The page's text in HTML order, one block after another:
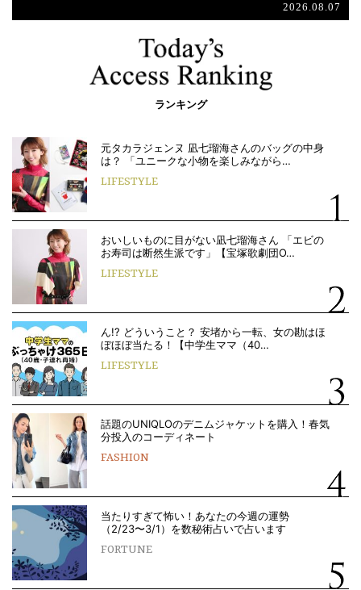
2026.08.07
ランキング
元タカラジェンヌ 凪七瑠海さんのバッグの中身
は？ 「ユニークな小物を楽しみながら…
LIFESTYLE
おいしいものに目がない凪七瑠海さん 「エビの
お寿司は断然生派です」【宝塚歌劇団O…
LIFESTYLE
ん!? どういうこと？ 安堵から一転、女の勘はほ
ぼほぼ当たる！【中学生ママ（40…
LIFESTYLE
話題のUNIQLOのデニムジャケットを購入！春気
分投入のコーディネート
FASHION
当たりすぎて怖い！あなたの今週の運勢
（2/23〜3/1）を数秘術占いで占います
FORTUNE